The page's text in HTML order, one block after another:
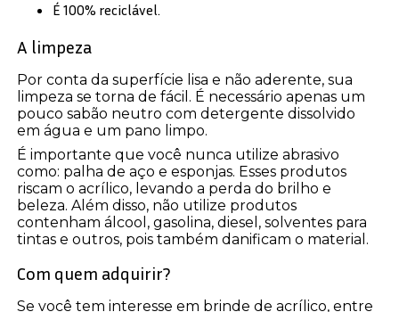
É 100% reciclável.
A limpeza
Por conta da superfície lisa e não aderente, sua
limpeza se torna de fácil. É necessário apenas um
pouco sabão neutro com detergente dissolvido
em água e um pano limpo.
É importante que você nunca utilize abrasivo
como: palha de aço e esponjas. Esses produtos
riscam o acrílico, levando a perda do brilho e
beleza. Além disso, não utilize produtos
contenham álcool, gasolina, diesel, solventes para
tintas e outros, pois também danificam o material.
Com quem adquirir?
Se você tem interesse em brinde de acrílico, entre